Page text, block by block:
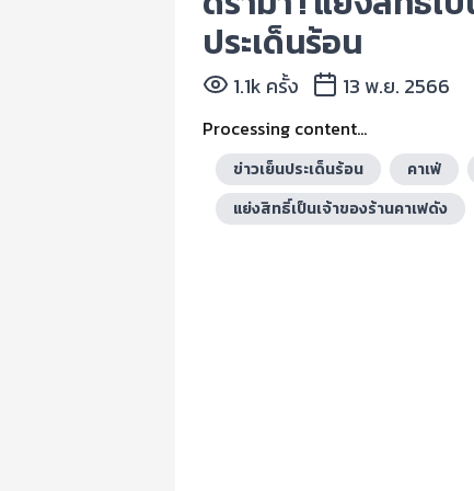
ประเด็นร้อน
1.1k ครั้ง 13 พ.ย. 2566
Processing content...
ข่าวเย็นประเด็นร้อน คาเฟ่
แย่งสิทธิ์เป็นเจ้าของร้านคาเฟดัง